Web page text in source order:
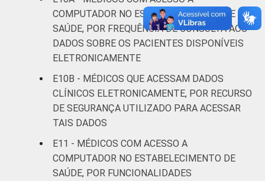
¹Refere-se aos profissionais que declararam
não utilizar a funcionalidade, apesar de ela
estar disponível. ²Refere-se aos profissionais
que declararam não haver disponibilidade da
funcionalidade, aos que declararam não saber
se a funcionalidade está disponível ou aos
que não responderam à pergunta sobre a
disponibilidade.
COMPUTADOR NO ESTABELECIMENTO DE
SAÚDE, POR FREQUÊNCIA DE CONSULTA AOS
DADOS SOBRE OS PACIENTES DISPONÍVEIS
ELETRONICAMENTE
E10B - MÉDICOS QUE ACESSAM DADOS
CLÍNICOS ELETRONICAMENTE, POR RECURSO
DE SEGURANÇA UTILIZADO PARA ACESSAR
TAIS DADOS
E11 - MÉDICOS COM ACESSO A
COMPUTADOR NO ESTABELECIMENTO DE
SAÚDE, POR FUNCIONALIDADES